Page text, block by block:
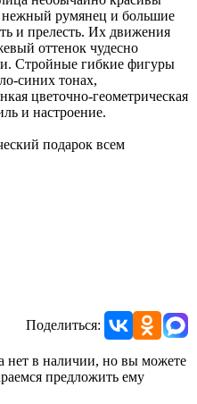
нежный румянец и большие
и прелесть. Их движения
оттенок чудесно
Стройные гибкие фигуры
синих тонах,
цветочно-геометрическая
и настроение.
подарок всем
Поделиться:
нет в наличии, но вы можете
предложить ему